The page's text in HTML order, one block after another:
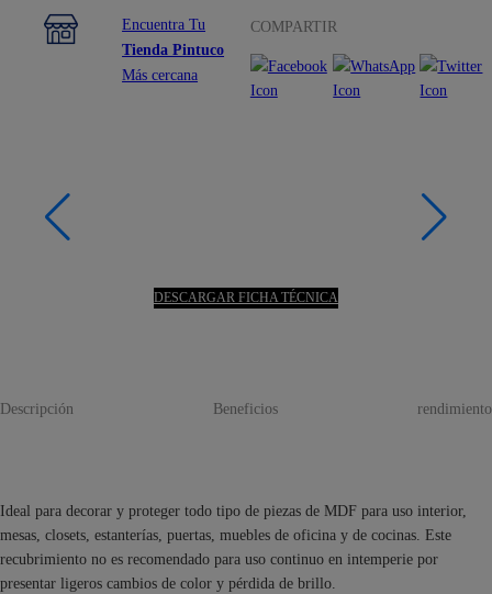
Encuentra Tu
Tienda Pintuco
Más cercana
COMPARTIR
DESCARGAR FICHA TÉCNICA
Descripción Beneficios rendimiento
Ideal para decorar y proteger todo tipo de piezas de MDF para uso interior,
mesas, closets, estanterías, puertas, muebles de oficina y de cocinas. Este
recubrimiento no es recomendado para uso continuo en intemperie por
presentar ligeros cambios de color y pérdida de brillo.